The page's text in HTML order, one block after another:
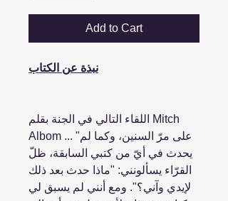
Add to Cart
نبذة عن الكتاب
اللقاء التالي في الجنة بقلم Mitch
Albom ... "على مرّ السنين، وكما لم
يحدث في أيّ من كتبي السابقة، ظلّ
القرّاء يسألونني: "ماذا حدث بعد ذلك
لإيدي وآني؟". ومع أنني لم يسبق لي